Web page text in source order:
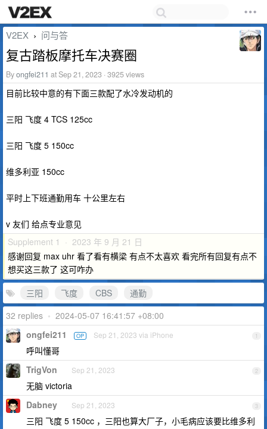
V2EX › 问与答
复古踏板摩托车决赛圈
Byongfei211 at Sep 21, 2023 · 3925 views
目前比较中意的有下面三款配了水冷发动机的
三阳 飞度 4 TCS 125cc
三阳 飞度 5 150cc
维多利亚 150cc
平时上下班通勤用车 十公里左右
v 友们 给点专业意见
Supplement 1 · 2023 年 9 月 21 日
感谢回复 max uhr 看了看有横梁 有点不太喜欢 看完所有回复有点不
想买这三款了 这可咋办
三阳
飞度 CBS
通勤
32 replies • 2024-05-07 16:41:57 +08:00
1
ongfei211 OP Sep 21, 2023 via iPhone
呼叫懂哥
2
TrigVon Sep 21, 2023
无脑 victoria
3
Dabney Sep 21, 2023
三阳 飞度 5 150cc ，三阳也算大厂子，小毛病应该要比维多利